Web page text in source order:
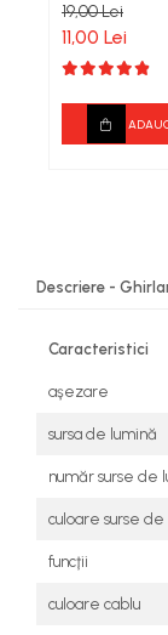
19,00 Lei
11,00 Lei
Descriere -
Caracteristici
aşezare
sursa de lumină
număr surse de
culoare surse de
funcţii
culoare cablu